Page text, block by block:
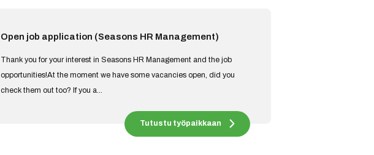
Open job application (Seasons HR Management)
Thank you for your interest in Seasons HR Management and the job
opportunities!At the moment we have some vacancies open, did you
check them out too? If you a...
Tutustu työpaikkaan